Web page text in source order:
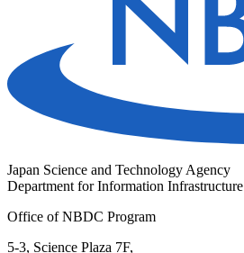
Japan Science and Technology Agency
Department for Information Infrastructure
Office of NBDC Program
5-3, Science Plaza 7F,